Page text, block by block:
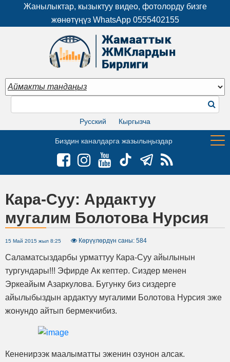
Жанылыктар, кызыктуу видео, фотолорду бизге
жөнөтүңүз WhatsApp 0555402155
Русский Кыргызча
Биздин каналдарга жазылыңыздар
Кара-Суу: Ардактуу
мугалим Болотова Нурсия
15 Май 2015 жыл 8:25 Көрүүлөрдүн саны: 584
Саламатсыздарбы урматтуу Кара-Суу айылынын
тургундары!!! Эфирде Ак кептер. Сиздер менен
Эркеайым Азаркулова. Бугунку биз сиздерге
айылыбыздын ардактуу мугалими Болотова Нурсия эже
жонундо айтып бермекчибиз.
Кененирээк маалыматты эженин озунон алсак.